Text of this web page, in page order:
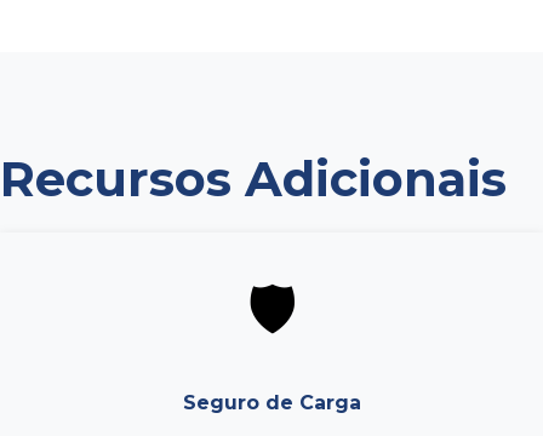
Recursos Adicionais
🛡️
Seguro de Carga